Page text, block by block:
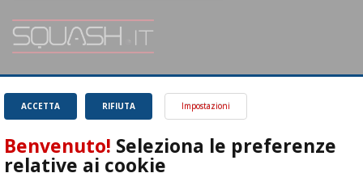
magnifico sport.
Leggi
RIFIUTA
ACCETTA Impostazioni
Benvenuto! Seleziona le preferenze
relative ai cookie